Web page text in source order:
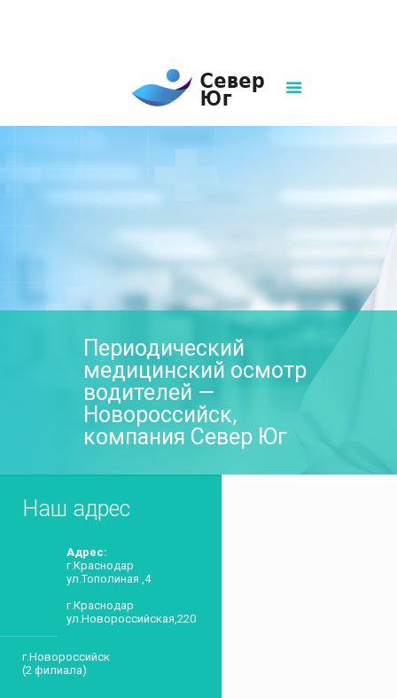
Периодический
медицинский осмотр
водителей —
Новороссийск,
компания Север Юг
Наш адрес
Адрес:
г.Краснодар
ул.Тополиная ,4
г.Краснодар
ул.Новороссийская,220
г.Новороссийск
(2 филиала)